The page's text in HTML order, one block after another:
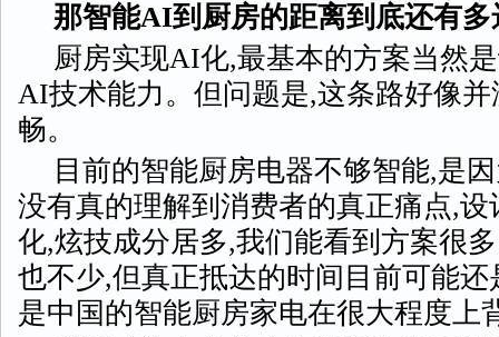
那智能AI到厨房的距离到底还有多
厨房实现AI化,最基本的方案当然
AI技术能力。但问题是,这条路好像
畅。
目前的智能厨房电器不够智能,是
没有真的理解到消费者的真正痛点,
化,炫技成分居多,我们能看到方案很
也不少,但真正抵达的时间目前可能
是中国的智能厨房家电在很大程度上